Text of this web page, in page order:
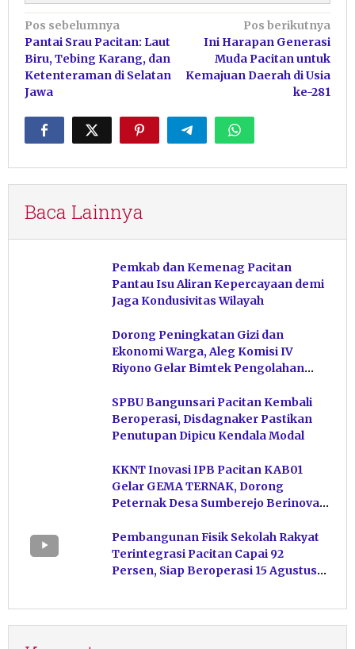
Navigasi
pos
Pos sebelumnya
Pantai Srau Pacitan: Laut
Biru, Tebing Karang, dan
Ketenteraman di Selatan
Jawa
Pos berikutnya
Ini Harapan Generasi
Muda Pacitan untuk
Kemajuan Daerah di Usia
ke-281
Baca Lainnya
Pemkab dan Kemenag Pacitan
Pantau Isu Aliran Kepercayaan demi
Jaga Kondusivitas Wilayah
Dorong Peningkatan Gizi dan
Ekonomi Warga, Aleg Komisi IV
Riyono Gelar Bimtek Pengolahan
SPBU Bangunsari Pacitan Kembali
Beroperasi, Disdagnaker Pastikan
Penutupan Dipicu Kendala Modal
KKNT Inovasi IPB Pacitan KAB01
Gelar GEMA TERNAK, Dorong
Peternak Desa Sumberejo Berinovasi
Pembangunan Fisik Sekolah Rakyat
Terintegrasi Pacitan Capai 92
Persen, Siap Beroperasi 15 Agustus